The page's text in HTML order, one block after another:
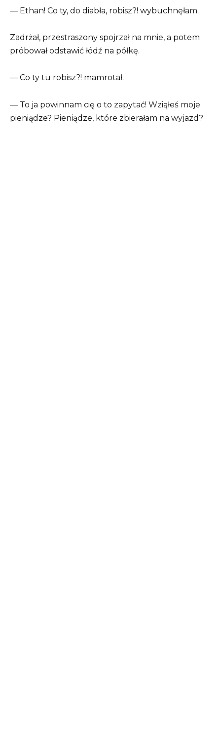
— Ethan! Co ty, do diabła, robisz?! wybuchnęłam.
Zadrżał, przestraszony spojrzał na mnie, a potem
próbował odstawić łódź na półkę.
— Co ty tu robisz?! mamrotał.
— To ja powinnam cię o to zapytać! Wziąłeś moje
pieniądze? Pieniądze, które zbierałam na wyjazd?